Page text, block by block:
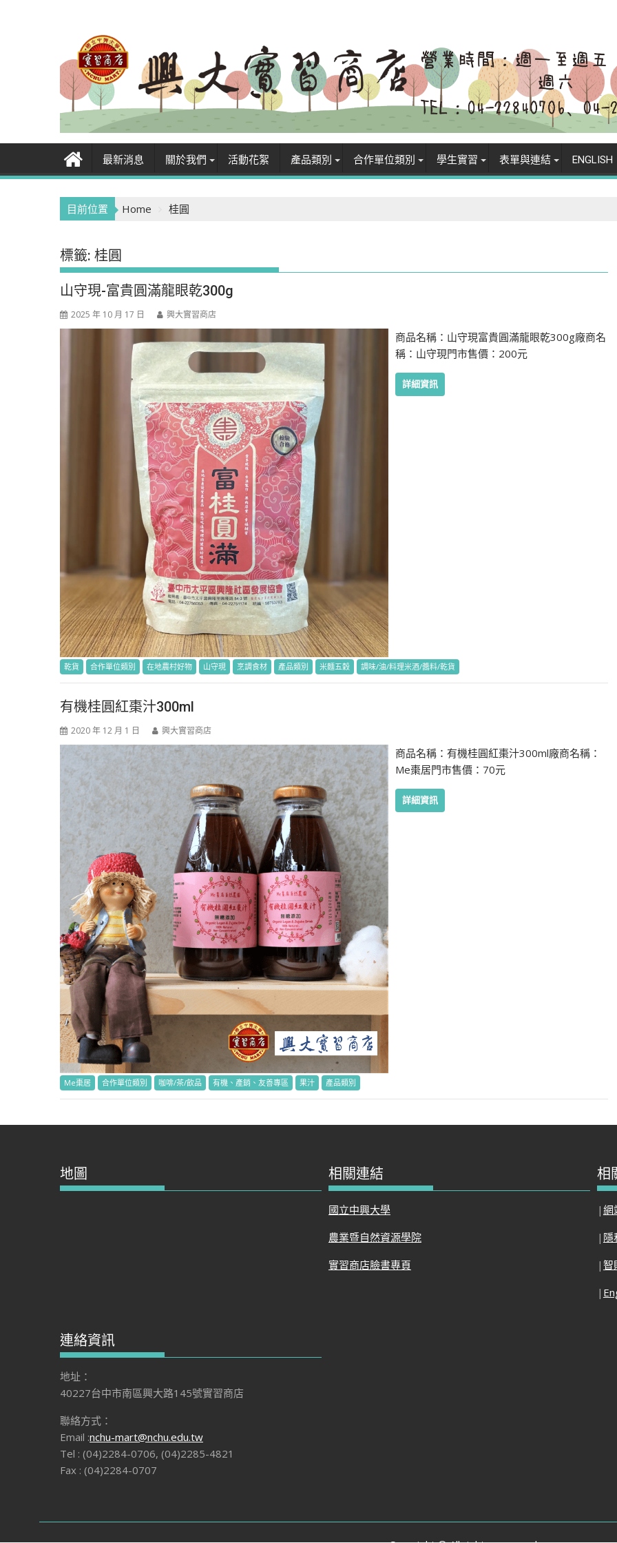
最新消息 關於我們 活動花絮 產品類別 合作單位類別 學生實習 表單與連結 ENGLISH
目前位置 Home 桂圓
標籤: 桂圓
山守現-富貴圓滿龍眼乾300g
2025 年 10 月 17 日 興大實習商店
商品名稱：山守現富貴圓滿龍眼乾300g廠商名
稱：山守現門市售價：200元
詳細資訊
乾貨 合作單位類別 在地農村好物 山守現 烹調食材 產品類別 米麵五穀 調味/油/料理米酒/醬料/乾貨
有機桂圓紅棗汁300ml
2020 年 12 月 1 日 興大實習商店
商品名稱：有機桂圓紅棗汁300ml廠商名稱：
Me棗居門市售價：70元
詳細資訊
Me棗居 合作單位類別 咖啡/茶/飲品 有機、產銷、友善專區 果汁 產品類別
地圖
連絡資訊
地址：
40227台中市南區興大路145號實習商店
聯絡方式：
Email :nchu-mart@nchu.edu.tw
Tel : (04)2284-0706, (04)2285-4821
Fax : (04)2284-0707
相關連結
國立中興大學
農業暨自然資源學院
實習商店臉書專頁
相
| 網
| 隱
| 智
|